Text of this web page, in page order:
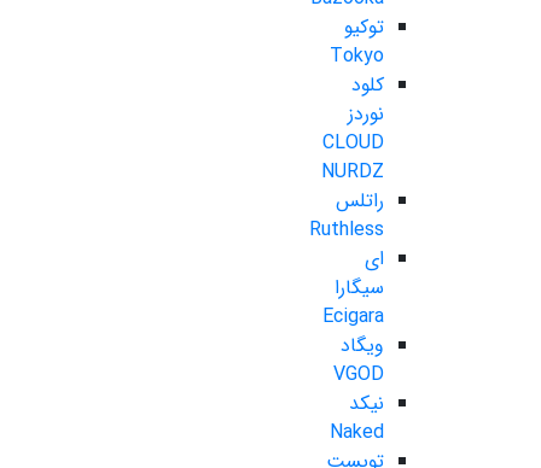
توکیو
Tokyo
کلود
نوردز
CLOUD
NURDZ
راتلس
Ruthless
ای
سیگارا
Ecigara
ویگاد
VGOD
نیکد
Naked
تویست